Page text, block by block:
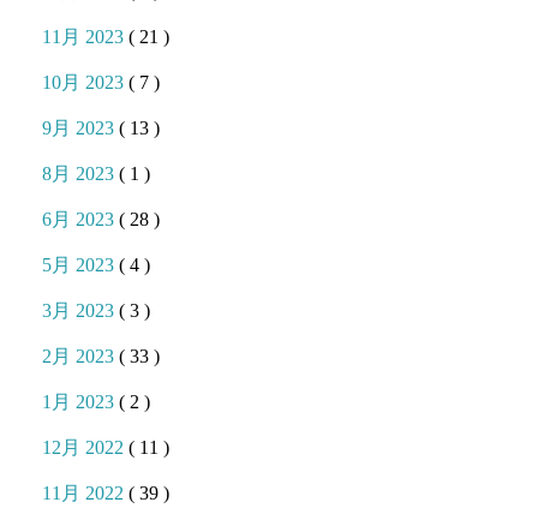
11月 2023( 21 )
10月 2023( 7 )
9月 2023( 13 )
8月 2023( 1 )
6月 2023( 28 )
5月 2023( 4 )
3月 2023( 3 )
2月 2023( 33 )
1月 2023( 2 )
12月 2022( 11 )
11月 2022( 39 )